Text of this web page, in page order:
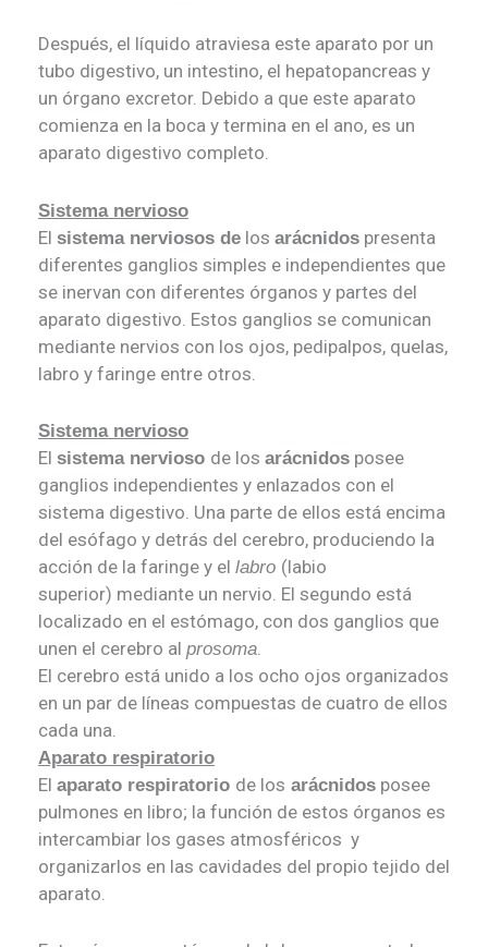
Después, el líquido atraviesa este aparato por un
tubo digestivo, un intestino, el hepatopancreas y
un órgano excretor. Debido a que este aparato
comienza en la boca y termina en el ano, es un
aparato digestivo completo.
Sistema nervioso
El sistema nerviosos de los arácnidos presenta
diferentes ganglios simples e independientes que
se inervan con diferentes órganos y partes del
aparato digestivo. Estos ganglios se comunican
mediante nervios con los ojos, pedipalpos, quelas,
labro y faringe entre otros.
Sistema nervioso
El sistema nervioso de los arácnidos posee
ganglios independientes y enlazados con el
sistema digestivo. Una parte de ellos está encima
del esófago y detrás del cerebro, produciendo la
acción de la faringe y el labro (labio
superior) mediante un nervio. El segundo está
localizado en el estómago, con dos ganglios que
unen el cerebro al prosoma
El cerebro está unido a los ocho ojos organizados
en un par de líneas compuestas de cuatro de ellos
cada una.
Aparato respiratorio
El aparato respiratorio de los arácnidos posee
pulmones en libro; la función de estos órganos es
intercambiar los gases atmosféricos y
organizarlos en las cavidades del propio tejido del
aparato.